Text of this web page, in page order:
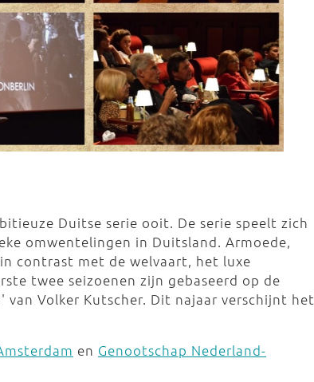
Duitse serie ooit. De serie speelt zich
omwentelingen in Duitsland. Armoede,
contrast met de welvaart, het luxe
twee seizoenen zijn gebaseerd op de
van Volker Kutscher. Dit najaar verschijnt het
en Genootschap Nederland-